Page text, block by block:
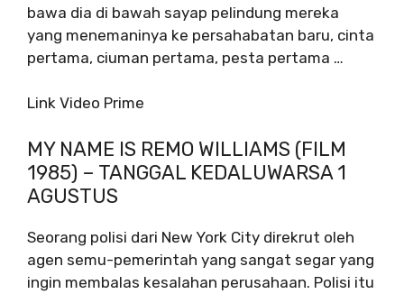
bawa dia di bawah sayap pelindung mereka
yang menemaninya ke persahabatan baru, cinta
pertama, ciuman pertama, pesta pertama …
Link Video Prime
MY NAME IS REMO WILLIAMS (FILM
1985) – TANGGAL KEDALUWARSA 1
AGUSTUS
Seorang polisi dari New York City direkrut oleh
agen semu-pemerintah yang sangat segar yang
ingin membalas kesalahan perusahaan. Polisi itu